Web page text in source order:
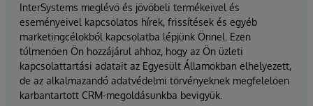
InterSystems meglévő és jövőbeli termékeivel és
eseményeivel kapcsolatos hírek, frissítések és egyéb
marketingcélokból kapcsolatba lépjünk Önnel. Ezen
túlmenően Ön hozzájárul ahhoz, hogy az Ön üzleti
kapcsolattartási adatait az Egyesült Államokban elhelyezett,
de az alkalmazandó adatvédelmi törvényeknek megfelelően
karbantartott CRM-megoldásunkba bevigyük.